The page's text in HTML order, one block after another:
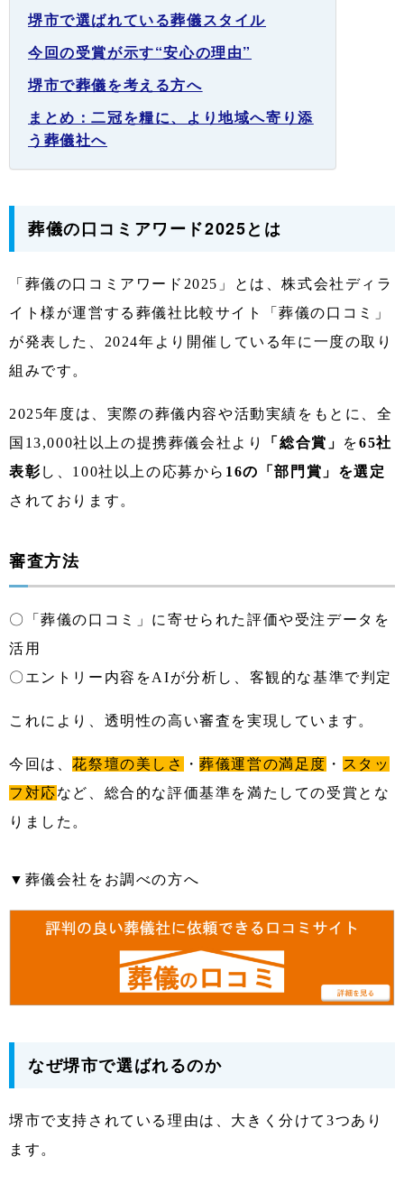
堺市で選ばれている葬儀スタイル
今回の受賞が示す“安心の理由”
堺市で葬儀を考える方へ
まとめ：二冠を糧に、より地域へ寄り添
う葬儀社へ
葬儀の口コミアワード2025とは
「葬儀の口コミアワード2025」とは、株式会社ディラ
イト様が運営する葬儀社比較サイト「葬儀の口コミ」
が発表した、2024年より開催している年に一度の取り
組みです。
2025年度は、実際の葬儀内容や活動実績をもとに、全
国13,000社以上の提携葬儀会社より
「総合賞」 を65社
表彰し、100社以上の応募から 16の 「部門賞」 を選定
されております。
審査方法
〇「葬儀の口コミ」に寄せられた評価や受注データを
活用
〇エントリー内容をAIが分析し、客観的な基準で判定
これにより、透明性の高い審査を実現しています。
今回は、花祭壇の美しさ ・葬儀運営の満足度 ・ スタッ
フ対応など、総合的な評価基準を満たしての受賞とな
りました。
▼葬儀会社をお調べの方へ
なぜ堺市で選ばれるのか
堺市で支持されている理由は、大きく分けて3つあり
ます。